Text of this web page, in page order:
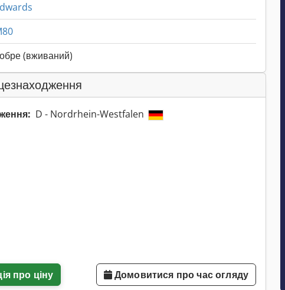
(вживаний)
D - Nordrhein-Westfalen
про ціну Домовитися про час огляду